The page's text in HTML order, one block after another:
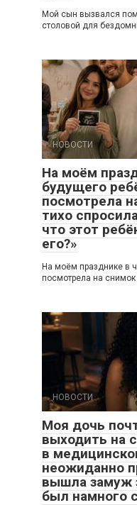
Мой сын вызвался
столовой для
НОВОСТИ
На моём
будущего
посмотрела
тихо
что этот
его?»
На моём празднике в
посмотрела на
НОВОСТИ
Моя дочь
выходить на
в
неожиданно
вышла замуж
был намного